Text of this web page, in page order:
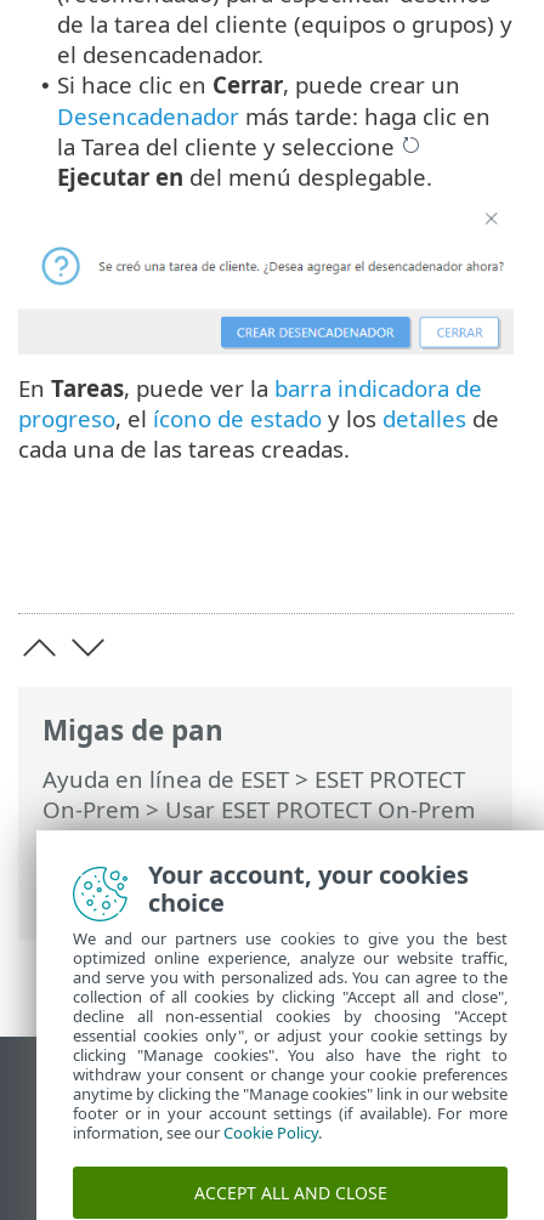
Migas de pan
Ayuda en línea de ESET> ESET PROTECT
On-Prem>Usar ESET PROTECT On-Prem
>ESET PROTECT On-Prem Menú principal
Tareas >Tareas de clientes>
Actualización de sistema operativo
de la tarea del cliente (equipos o grupos) y
el desencadenador.
• Si hace clic en Cerrar, puede crear un
Desencadenador más tarde: haga clic en
la Tarea del cliente y seleccione
Ejecutar en del menú desplegable.
En Tareas, puede ver la barra indicadora de
progreso, el ícono de estado y los detalles de
cada una de las tareas creadas.
Ver sitio del escritorio
End of Life
Base de conocimiento de ESET
Foro de ESET
ESET Status Portal
Your account, your cookies
choice
We and our partners use cookies to give you the best
optimized online experience, analyze our website traffic,
and serve you with personalized ads. You can agree to the
collection of all cookies by clicking "Accept all and close",
decline all non-essential cookies by choosing "Accept
essential cookies only", or adjust your cookie settings by
clicking "Manage cookies". You also have the right to
withdraw your consent or change your cookie preferences
anytime by clicking the "Manage cookies" link in our website
footer or in your account settings (if available). For more
information, see ourCookie Policy.
ACCEPT ALL AND CLOSE